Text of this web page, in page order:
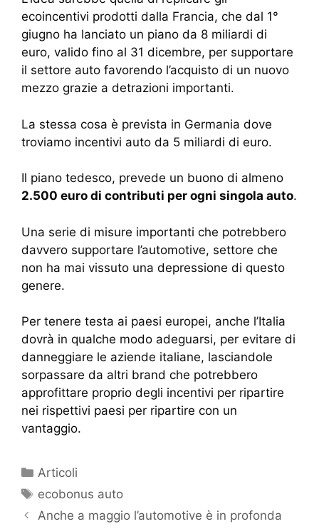
ecoincentivi prodotti dalla Francia, che dal 1°
giugno ha lanciato un piano da 8 miliardi di
euro, valido fino al 31 dicembre, per supportare
il settore auto favorendo l’acquisto di un nuovo
mezzo grazie a detrazioni importanti.
La stessa cosa è prevista in Germania dove
troviamo incentivi auto da 5 miliardi di euro.
Il piano tedesco, prevede un buono di almeno
2.500 euro di contributi per ogni singola auto.
Una serie di misure importanti che potrebbero
davvero supportare l’automotive, settore che
non ha mai vissuto una depressione di questo
genere.
Per tenere testa ai paesi europei, anche l’Italia
dovrà in qualche modo adeguarsi, per evitare di
danneggiare le aziende italiane, lasciandole
sorpassare da altri brand che potrebbero
approfittare proprio degli incentivi per ripartire
nei rispettivi paesi per ripartire con un
vantaggio.
Articoli
ecobonus auto
Anche a maggio l’automotive è in profonda